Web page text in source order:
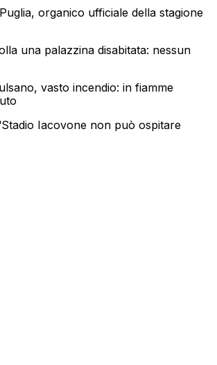
organico ufficiale della stagione
una palazzina disabitata: nessun
vasto incendio: in fiamme
Iacovone non può ospitare